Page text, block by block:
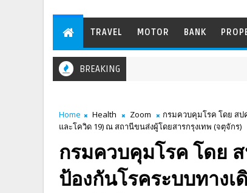
TRAVEL MOTOR BANK
BREAKING
Home Health Zoom
กรมควบคุมโรค โดย สป
และโควิด 19) ณ สถานีขนส่งผู้โดยสารกรุงเทพ (จตุจักร)
กรมควบคุมโรค โดย
ป้องกันโรคระบบทาง